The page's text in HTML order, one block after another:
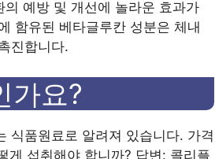
예방 및 개선에 놀라운 효과가
함유된 베타글루칸 성분은 체내
진합니다.
가요?
식품원료로 알려져 있습니다. 가격
게 섭취해야 합니까? 답변: 콜리플